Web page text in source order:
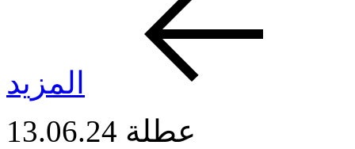
المزيد
13.06.24 عطلة